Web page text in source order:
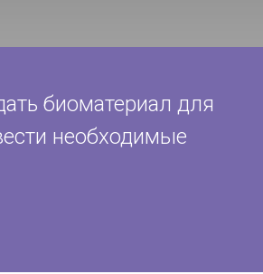
биоматериал для
необходимые